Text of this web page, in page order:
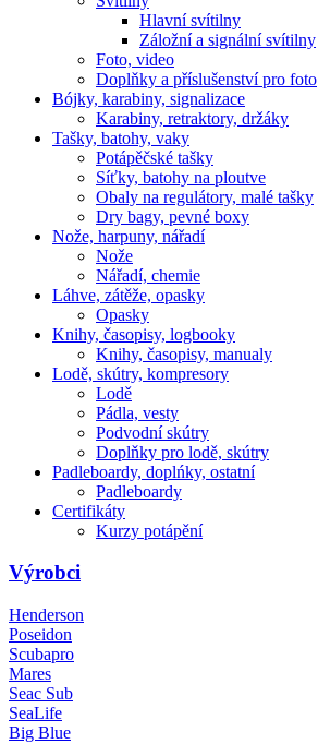
Hlavní svítilny
Záložní a signální svítilny
Foto, video
Doplňky a příslušenství pro foto
Bójky, karabiny, signalizace
Karabiny, retraktory, držáky
Tašky, batohy, vaky
Potápěčské tašky
Síťky, batohy na ploutve
Obaly na regulátory, malé tašky
Dry bagy, pevné boxy
Nože, harpuny, nářadí
Nože
Nářadí, chemie
Láhve, zátěže, opasky
Opasky
Knihy, časopisy, logbooky
Knihy, časopisy, manualy
Lodě, skútry, kompresory
Lodě
Pádla, vesty
Podvodní skútry
Doplňky pro lodě, skútry
Padleboardy, doplńky, ostatní
Padleboardy
Certifikáty
Kurzy potápění
Výrobci
Henderson
Poseidon
Scubapro
Mares
Seac Sub
SeaLife
Big Blue